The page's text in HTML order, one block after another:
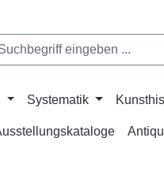
Systematik